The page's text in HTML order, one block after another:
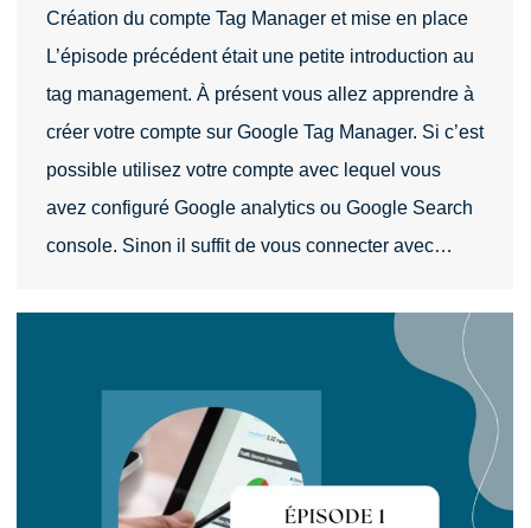
Création du compte Tag Manager et mise en place
L’épisode précédent était une petite introduction au
tag management. À présent vous allez apprendre à
créer votre compte sur Google Tag Manager. Si c’est
possible utilisez votre compte avec lequel vous
avez configuré Google analytics ou Google Search
console. Sinon il suffit de vous connecter avec…